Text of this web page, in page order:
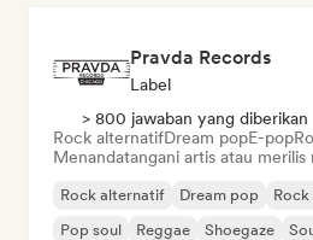
Pravda Records
Label
> 800 jawaban yang diberikan
Rock alternatifDream popE-pop
Menandatangani artis atau merilis
Rock alternatif Dream pop
Pop soul
Reggae Shoegaze